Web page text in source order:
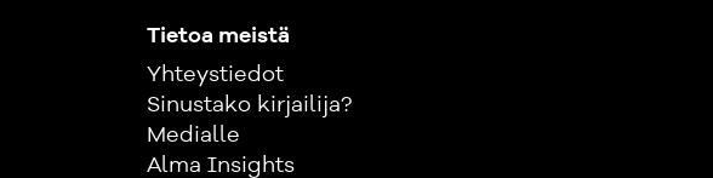
Tietoa meistä
Yhteystiedot
Sinustako kirjailija?
Medialle
Alma Insights